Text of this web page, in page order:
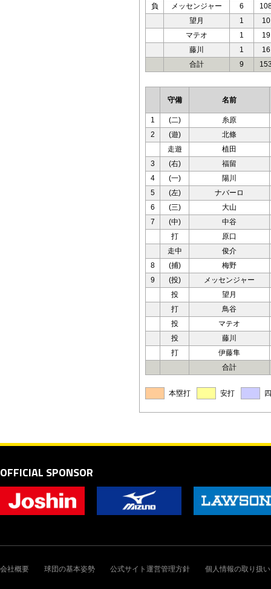
負 メッセンジャー 6
望月
1
10
マテオ
1
19
藤川
1
16
合計
9
守備 名前
1 (二)
糸原
2
(遊)
北條
走遊
植田
3
(右)
福留
4
(一)
陽川
5
(左)
ナバーロ
6
(三)
大山
7
(中)
中谷
打
原口
走中
俊介
8
(捕)
梅野
9
(投)
メッセンジャー
投
望月
打
鳥谷
投
マテオ
投
藤川
打
伊藤隼
合計
本塁打 安打
OFFICIAL SPONSOR
会社概要 球団の基本姿勢 公式サイト運営管理方針 個人情報の取り扱い